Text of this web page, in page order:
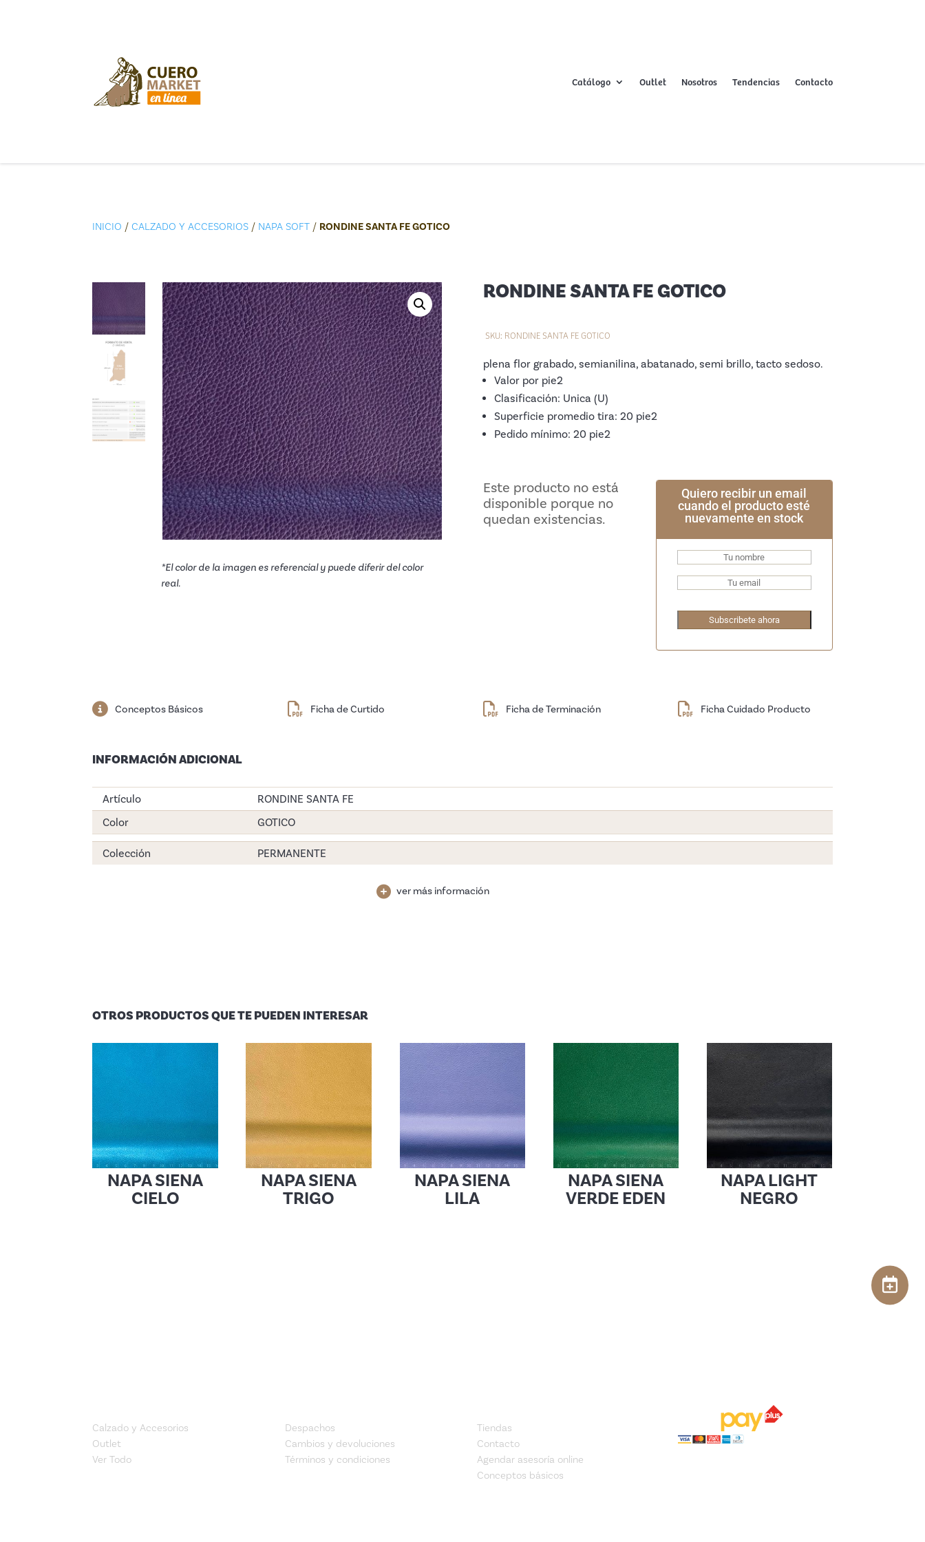
Catálogo Outlet Nosotros Tendencias Contacto
INICIO / CALZADO Y ACCESORIOS / NAPA SOFT / RONDINE SANTA FE GOTICO
*El color de la imagen es referencial y puede diferir del color
real.
RONDINE SANTA FE GOTICO
SKU: RONDINE SANTA FE GOTICO
plena flor grabado, semianilina, abatanado, semi brillo, tacto sedoso.
Valor por pie2
Clasificación: Unica (U)
Superficie promedio tira: 20 pie2
Pedido mínimo: 20 pie2
Este producto no está
disponible porque no
quedan existencias.
Quiero recibir un email
cuando el producto esté
nuevamente en stock
Conceptos Básicos Ficha de Curtido Ficha de Terminación Ficha Cuidado Producto
INFORMACIÓN ADICIONAL
Artículo
RONDINE SANTA FE
Color
GOTICO
Colección PERMANENTE
ver más información
OTROS PRODUCTOS QUE TE PUEDEN INTERESAR
NAPA SIENA
CIELO
NAPA SIENA
TRIGO
NAPA SIENA
LILA
NAPA SIENA
VERDE EDEN
NAPA LIGHT
NEGRO
Calzado y Accesorios
Outlet
Ver Todo
Despachos
Cambios y devoluciones
Términos y condiciones
Tiendas
Contacto
Agendar asesoría online
Conceptos básicos